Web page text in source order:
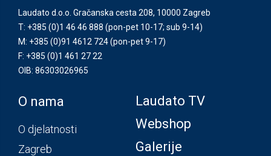
Laudato d.o.o. Gračanska cesta 208, 10000 Zagreb
T: +385 (0)1 46 46 888 (pon-pet 10-17; sub 9-14)
M: +385 (0)91 4612 724(pon-pet 9-17)
F: +385 (0)1 461 27 22
OIB: 86303026965
O nama
O djelatnosti
Zagreb
Laudato TV
Webshop
Galerije